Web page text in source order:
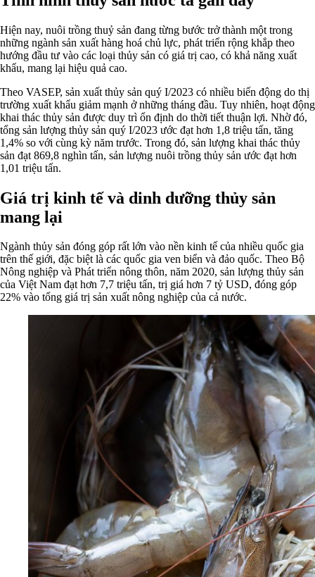
Hiện nay, nuôi trồng thuỷ sản đang từng bước trở thành một trong
những ngành sản xuất hàng hoá chủ lực, phát triển rộng khắp theo
hướng đầu tư vào các loại thủy sản có giá trị cao, có khả năng xuất
khẩu, mang lại hiệu quả cao.
Theo VASEP, sản xuất thủy sản quý I/2023 có nhiều biến động do thị
trường xuất khẩu giảm mạnh ở những tháng đầu. Tuy nhiên, hoạt động
khai thác thủy sản được duy trì ổn định do thời tiết thuận lợi. Nhờ đó,
tổng sản lượng thủy sản quý I/2023 ước đạt hơn 1,8 triệu tấn, tăng
1,4% so với cùng kỳ năm trước. Trong đó, sản lượng khai thác thủy
sản đạt 869,8 nghìn tấn, sản lượng nuôi trồng thủy sản ước đạt hơn
1,01 triệu tấn.
Giá trị kinh tế và dinh dưỡng thủy sản
mang lại
Ngành thủy sản đóng góp rất lớn vào nền kinh tế của nhiều quốc gia
trên thế giới, đặc biệt là các quốc gia ven biển và đảo quốc. Theo Bộ
Nông nghiệp và Phát triển nông thôn, năm 2020, sản lượng thủy sản
của Việt Nam đạt hơn 7,7 triệu tấn, trị giá hơn 7 tỷ USD, đóng góp
22% vào tổng giá trị sản xuất nông nghiệp của cả nước.